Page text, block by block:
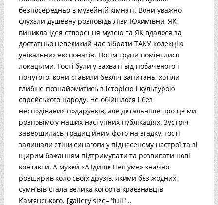
безпосередньо в музейній кімнаті. Вони уважно
слухали душевну розповідь Лізи Юхимівни, ЯК
виникла ідея створення музею та ЯК вдалося за
достатньо невеликий час зібрати ТАКУ колекцію
унікальних експонатів. Потім групи помінялися
локаціями. Гості були у захваті від побаченого і
почутого, вони ставили безліч запитань, хотіли
глибше познайомитись з історією і культурою
єврейського народу. Не обійшлося і без
несподіваних подарунків, але детальніше про це ми
розповімо у наших наступних публікаціях. Зустріч
завершилась традиційним фото на згадку, гості
залишали стіни синагоги у піднесеному настрої та зі
щирим бажанням підтримувати та розвивати нові
контакти. А музей «А Ідише Нешуме» значно
розширив коло своїх друзів, якими без жодних
сумнівів стала велика когорта краєзнавців
Кам‘янського. [gallery size="full"...